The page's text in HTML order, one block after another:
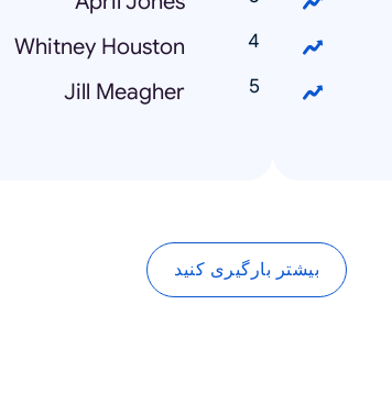
Whitney Houston
Jill Meagher
بیشتر بارگیری کنید